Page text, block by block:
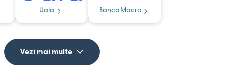
Uala Banco Macro
Vezi mai multe